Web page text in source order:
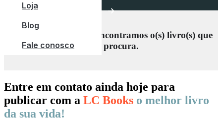
Loja
Blog
Fale conosco
Ops! Parece que não encontramos o(s) livro(s) que
você procura.
Entre em contato ainda hoje para
publicar com a LC Books o melhor livro
da sua vida!